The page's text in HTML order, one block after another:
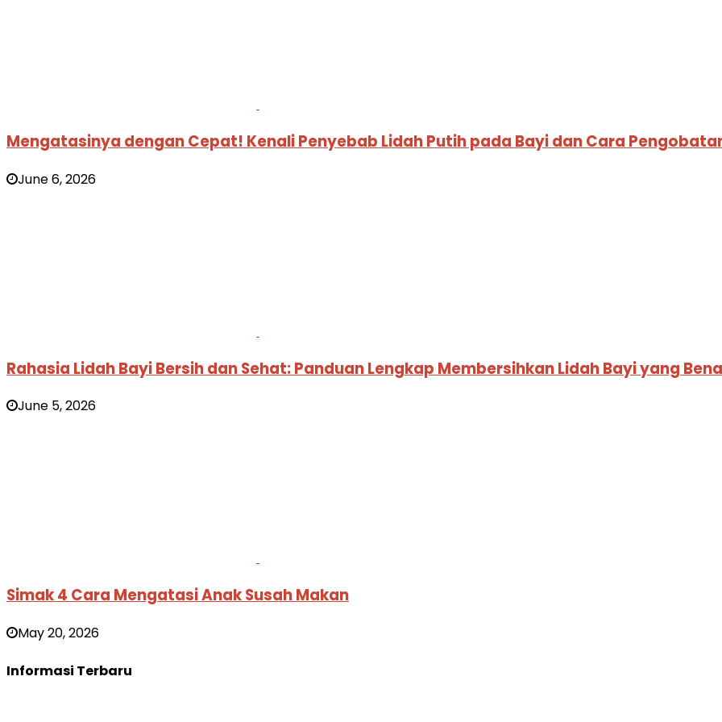
Mengatasinya dengan Cepat! Kenali Penyebab Lidah Putih pada Bayi dan Cara
June 6, 2026
Rahasia Lidah Bayi Bersih dan Sehat: Panduan Lengkap Membersihkan Lidah Bayi yang
June 5, 2026
Simak 4 Cara Mengatasi Anak Susah Makan
May 20, 2026
Informasi Terbaru